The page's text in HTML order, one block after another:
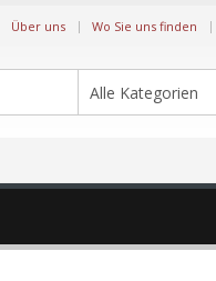
Über uns Wo Sie uns finden
Alle Kategorien